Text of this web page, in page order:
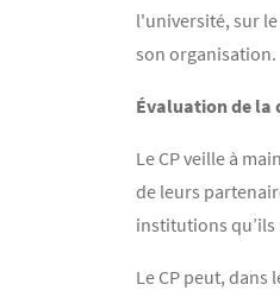
l'université, sur
son organisation.
Évaluation de
Le CP veille à
de leurs
institutions
Le CP peut,